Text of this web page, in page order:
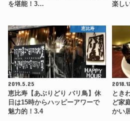
を堪能！3…
楽し
恵比寿
2019.5.25
恵比寿【あぶりどり バリ鳥】休
日は15時からハッピーアワーで
魅力的！3.4
とき
ど家
かい